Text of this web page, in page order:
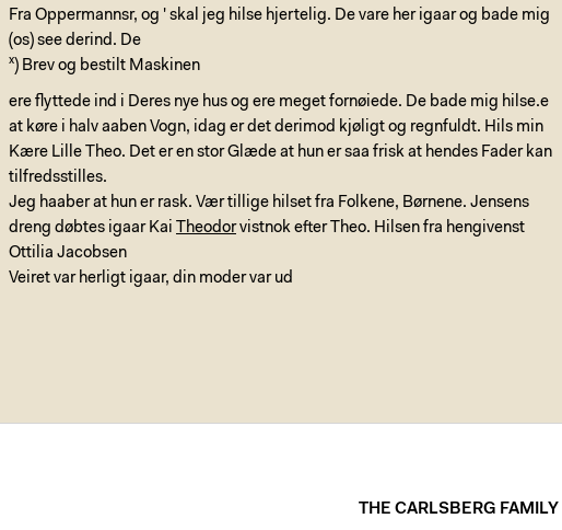
Fra Oppermannsr, og ' skal jeg hilse hjertelig. De vare her igaar og bade mig
(os) see derind. De
x) Brev og bestilt Maskinen
ere flyttede ind i Deres nye hus og ere meget fornøiede. De bade mig hilse.e
at køre i halv aaben Vogn, idag er det derimod kjøligt og regnfuldt. Hils min
Kære Lille Theo. Det er en stor Glæde at hun er saa frisk at hendes Fader kan
tilfredsstilles.
Jeg haaber at hun er rask. Vær tillige hilset fra Folkene, Børnene. Jensens
dreng døbtes igaar Kai Theodorvistnok efter Theo. Hilsen fra hengivenst
Ottilia Jacobsen
Veiret var herligt igaar, din moder var ud
THE CARLSBERG FAMILY